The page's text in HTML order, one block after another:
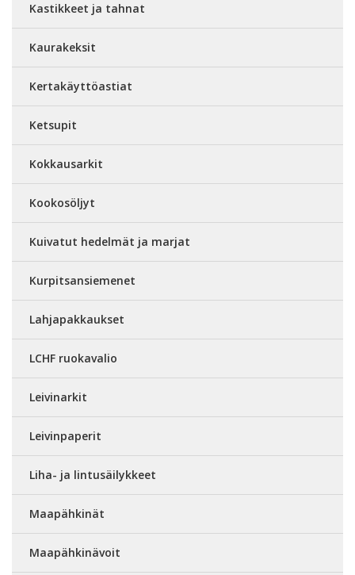
Kastikkeet ja tahnat
Kaurakeksit
Kertakäyttöastiat
Ketsupit
Kokkausarkit
Kookosöljyt
Kuivatut hedelmät ja marjat
Kurpitsansiemenet
Lahjapakkaukset
LCHF ruokavalio
Leivinarkit
Leivinpaperit
Liha- ja lintusäilykkeet
Maapähkinät
Maapähkinävoit